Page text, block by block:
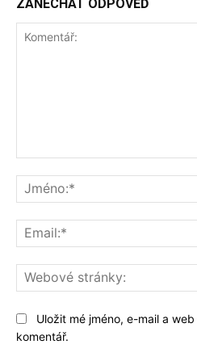
ZANECHAT ODPOVĚĎ
Uložit mé jméno, e-mail a
komentář.